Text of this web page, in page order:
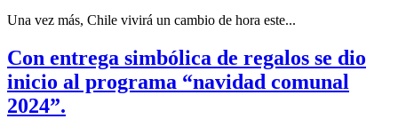
Una vez más, Chile vivirá un cambio de hora este...
Con entrega simbólica de regalos se dio
inicio al programa “navidad comunal
2024”.